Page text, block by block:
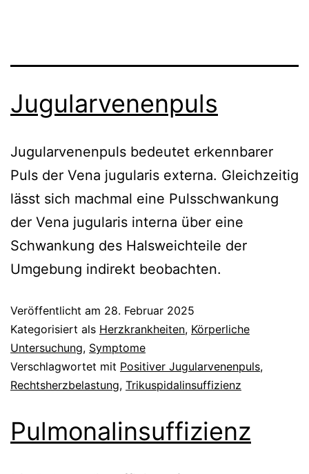
Jugularvenenpuls
Jugularvenenpuls bedeutet erkennbarer
Puls der Vena jugularis externa. Gleichzeitig
lässt sich machmal eine Pulsschwankung
der Vena jugularis interna über eine
Schwankung des Halsweichteile der
Umgebung indirekt beobachten.
Veröffentlicht am 28. Februar 2025
Kategorisiert als Herzkrankheiten, Körperliche
Untersuchung, Symptome
Verschlagwortet mit Positiver Jugularvenenpuls,
Rechtsherzbelastung, Trikuspidalinsuffizienz
Pulmonalinsuffizienz